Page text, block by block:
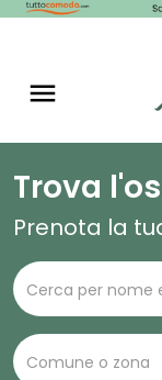
Trova
Prenota la